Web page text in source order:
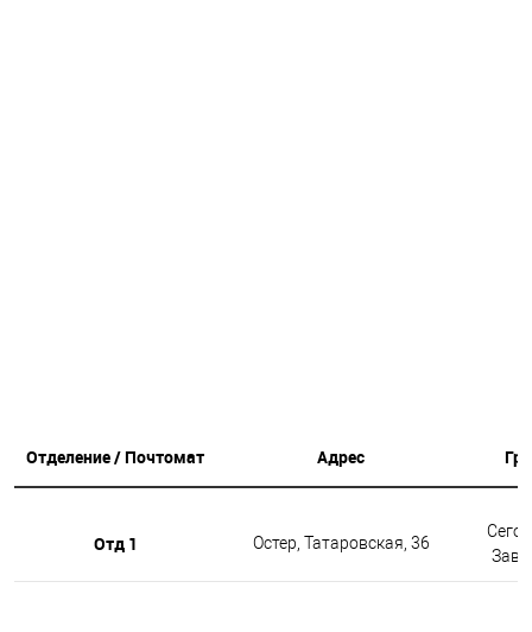
Отделение / Почтомат Адрес
Отд 1 Остер, Татаровская, 36